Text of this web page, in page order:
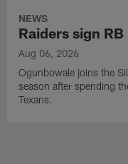
NEWS
Raiders sign
Aug 06, 2026
Ogunbowale joins the
season after spending
Texans.